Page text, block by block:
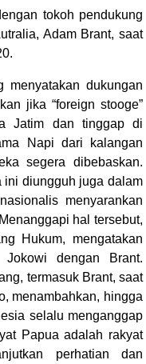
tokoh pendukung
Adam Brant, saat
dukungan
jika “foreign stooge”
Jatim dan tinggap di
Napi dari kalangan
segera dibebaskan.
ini diungguh juga dalam
menyarankan
hal tersebut,
Hukum, mengatakan
dengan Brant.
termasuk Brant, saat
menambahkan, hingga
selalu menganggap
Papua adalah rakyat
perhatian dan